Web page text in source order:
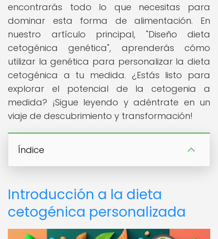
encontrarás todo lo que necesitas para
dominar esta forma de alimentación. En
nuestro artículo principal, "Diseño dieta
cetogénica genética", aprenderás cómo
utilizar la genética para personalizar la dieta
cetogénica a tu medida. ¿Estás listo para
explorar el potencial de la cetogenia a
medida? ¡Sigue leyendo y adéntrate en un
viaje de descubrimiento y transformación!
Índice
Introducción a la dieta
cetogénica personalizada